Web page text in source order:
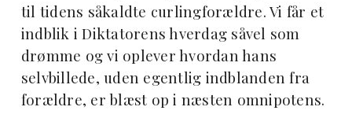
til tidens såkaldte curlingforældre. Vi får et
indblik i Diktatorens hverdag såvel som
drømme og vi oplever hvordan hans
selvbillede, uden egentlig indblanden fra
forældre, er blæst op i næsten omnipotens.